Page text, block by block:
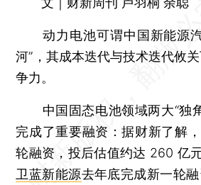
动力电池可谓中国新能源汽
河”，其成本迭代与技术迭代攸
争力。
中国固态电池领域两大“独
完成了重要融资：据财新了解，
轮融资，投后估值约达 260 亿
卫蓝新能源去年底完成新一轮